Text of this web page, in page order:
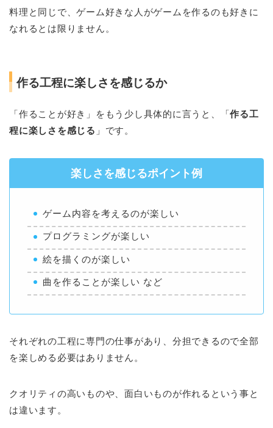
料理と同じで、ゲーム好きな人がゲームを作るのも好きに
なれるとは限りません。
作る工程に楽しさを感じるか
「作ることが好き」をもう少し具体的に言うと、「作る工
程に楽しさを感じる 」です。
楽しさを感じるポイント例
ゲーム内容を考えるのが楽しい
プログラミングが楽しい
絵を描くのが楽しい
曲を作ることが楽しい など
それぞれの工程に専門の仕事があり、分担できるので全部
を楽しめる必要はありません。
クオリティの高いものや、面白いものが作れるという事と
は違います。